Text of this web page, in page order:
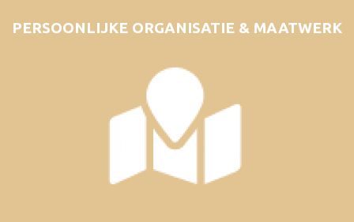
PERSOONLIJKE ORGANISATIE & MAATWERK